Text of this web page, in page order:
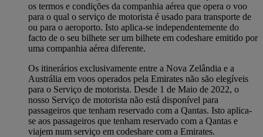
os termos e condições da companhia aérea que opera o voo
para o qual o serviço de motorista é usado para transporte de
ou para o aeroporto. Isto aplica-se independentemente do
facto de o seu bilhete ser um bilhete em codeshare emitido por
uma companhia aérea diferente.
Os itinerários exclusivamente entre a Nova Zelândia e a
Austrália em voos operados pela Emirates não são elegíveis
para o Serviço de motorista. Desde 1 de Maio de 2022, o
nosso Serviço de motorista não está disponível para
passageiros que tenham reservado com a Qantas. Isto aplica-
se aos passageiros que tenham reservado com a Qantas e
viajem num serviço em codeshare com a Emirates.